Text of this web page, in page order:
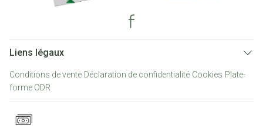
Liens légaux
Conditions de vente Déclaration de confidentialité Cookies Plate-
forme ODR